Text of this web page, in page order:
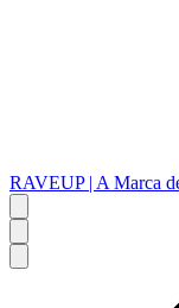
RAVEUP | A Marca